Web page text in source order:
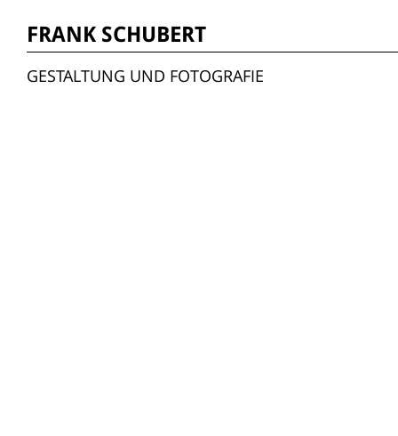
FRANK SCHUBERT
GESTALTUNG UND FOTOGRAFIE